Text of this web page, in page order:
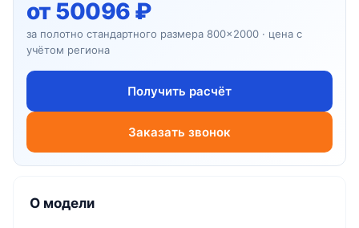
от 50096 ₽
за полотно стандартного размера 800×2000 · цена с
учётом региона
Получить расчёт
Заказать звонок
О модели